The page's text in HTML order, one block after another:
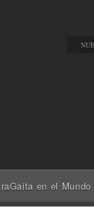
en el Mundo